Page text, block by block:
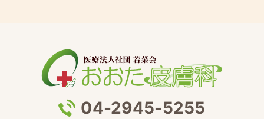
04-2945-5255